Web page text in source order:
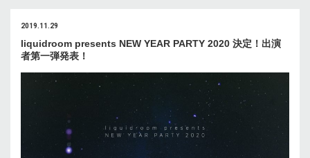
2019.11.29
liquidroom presents NEW YEAR PARTY 2020 決定！出演
者第一弾発表！